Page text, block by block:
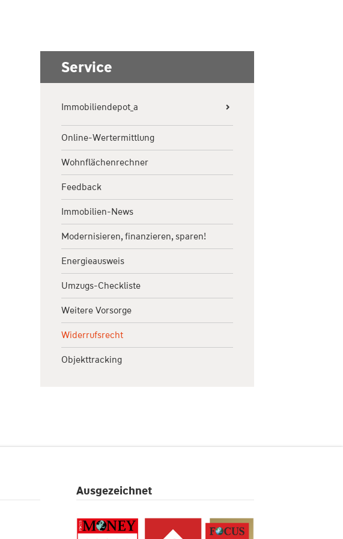
Ausgezeichnet
Service
Immobiliendepot_a
Mein Konto
Online-Wertermittlung
Wohnflächenrechner
Feedback
Immobilien-News
Modernisieren, finanzieren, sparen!
Energieausweis
Umzugs-Checkliste
Weitere Vorsorge
Widerrufsrecht
Objekttracking